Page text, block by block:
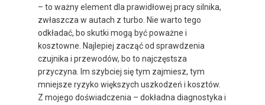
– to ważny element dla prawidłowej pracy silnika,
zwłaszcza w autach z turbo. Nie warto tego
odkładać, bo skutki mogą być poważne i
kosztowne. Najlepiej zacząć od sprawdzenia
czujnika i przewodów, bo to najczęstsza
przyczyna. Im szybciej się tym zajmiesz, tym
mniejsze ryzyko większych uszkodzeń i kosztów.
Z mojego doświadczenia – dokładna diagnostyka i